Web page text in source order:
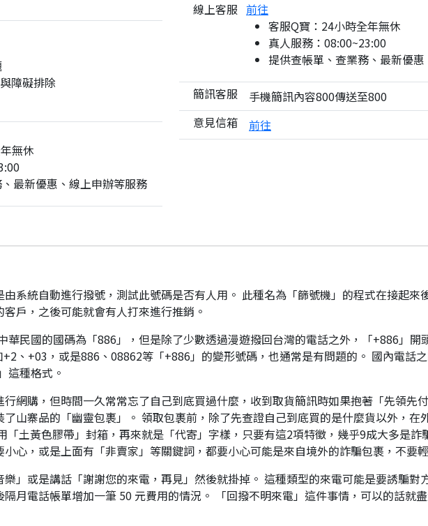
障礙排除
無休
最新優惠、線上申辦等服務
線上客服 前往
客服Q寶：24小時全年無休
真人服務：08:00~23:00
提供查帳單、查業務、最新優
簡訊客服
手機簡訊內容800傳送至800
意見信箱
前往
系統自動進行撥號，測試此號碼是否有人用。 此種名為「篩號機」的程式在接起來
戶，之後可能就會有人打來進行推銷。
華民國的國碼為「886」，但是除了少數透過漫遊撥回台灣的電話之外，「+886」開
、+03，或是886、08862等「+886」的變形號碼，也通常是有問題的。 國內電話
這種格式。
網購，但時間一久常常忘了自己到底買過什麼，收到取貨簡訊時如果抱著「先領先
山寨品的「幽靈包裹」。 領取包裹前，除了先查證自己到底買的是什麼貨以外，在
土黃色膠帶」封箱，再來就是「代寄」字樣，只要有這2項特徵，幾乎9成大多是詐
心，或是上面有「非賣家」等關鍵詞，都要小心可能是來自境外的詐騙包裹，不要
樂」或是講話「謝謝您的來電，再見」然後就掛掉。 這種類型的來電可能是要誘騙對
月電話帳單增加一筆 50 元費用的情況。 「回撥不明來電」這件事情，可以的話就